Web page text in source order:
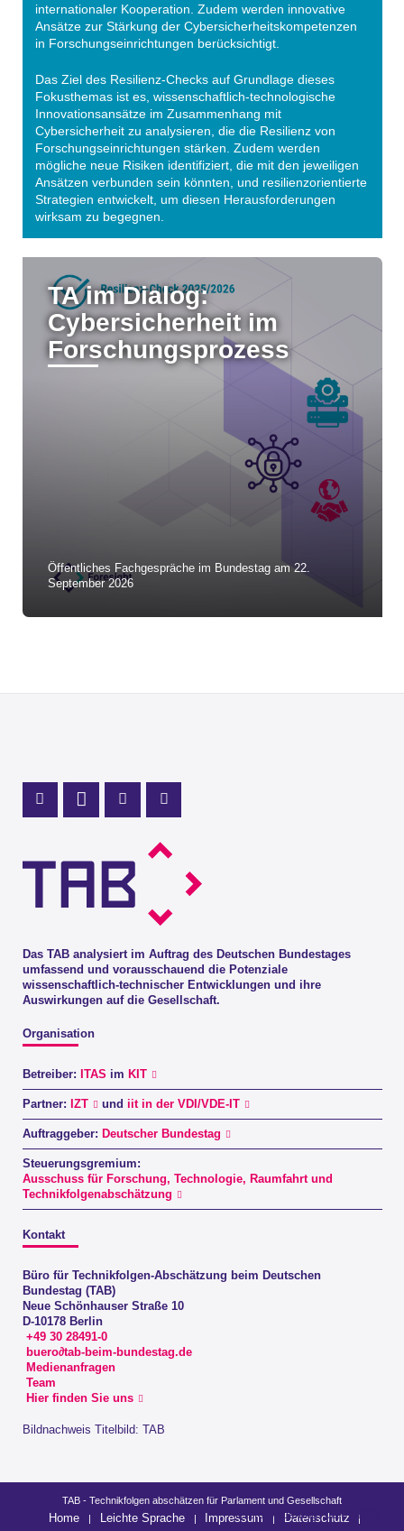
internationaler Kooperation. Zudem werden innovative
Ansätze zur Stärkung der Cybersicherheitskompetenzen
in Forschungseinrichtungen berücksichtigt.
Das Ziel des Resilienz-Checks auf Grundlage dieses
Fokusthemas ist es, wissenschaftlich-technologische
Innovationsansätze im Zusammenhang mit
Cybersicherheit zu analysieren, die die Resilienz von
Forschungseinrichtungen stärken. Zudem werden
mögliche neue Risiken identifiziert, die mit den jeweiligen
Ansätzen verbunden sein könnten, und resilienzorientierte
Strategien entwickelt, um diesen Herausforderungen
wirksam zu begegnen.
TA im Dialog:
Cybersicherheit im
Forschungsprozess
Öffentliches Fachgespräche im Bundestag am 22.
September 2026
Das TAB analysiert im Auftrag des Deutschen Bundestages
umfassend und vorausschauend die Potenziale
wissenschaftlich-technischer Entwicklungen und ihre
Auswirkungen auf die Gesellschaft.
Organisation
Betreiber: ITAS im KIT
Partner: IZT und iit in der VDI/VDE-IT
Auftraggeber: Deutscher Bundestag
Steuerungsgremium:
Ausschuss für Forschung, Technologie, Raumfahrt und
Technikfolgenabschätzung
Kontakt
Büro für Technikfolgen-Abschätzung beim Deutschen
Bundestag (TAB)
Neue Schönhauser Straße 10
D-10178 Berlin
+49 30 28491-0
buero∂tab-beim-bundestag.de
Medienanfragen
Team
Hier finden Sie uns
Profil Mastodon
LinkedIn Profil
Instagram Profil
Youtube Profil
Bildnachweis Titelbild: TAB
letzte Änderung: 03.07.2026
TAB - Technikfolgen abschätzen für Parlament und Gesellschaft
Home Leichte Sprache Impressum
Datenschutz